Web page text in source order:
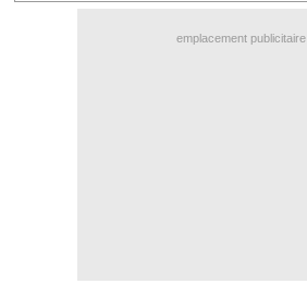
emplacement publicitaire